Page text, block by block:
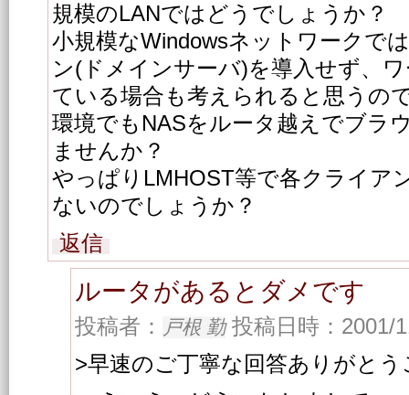
規模のLANではどうでしょうか？
小規模なWindowsネットワークで
ン(ドメインサーバ)を導入せず、
ている場合も考えられると思うの
環境でもNASをルータ越えでブラ
ませんか？
やっぱりLMHOST等で各クライア
ないのでしょうか？
返信
ルータがあるとダメです
投稿者： 戸根 勤投稿日時：2001/
>早速のご丁寧な回答ありがと